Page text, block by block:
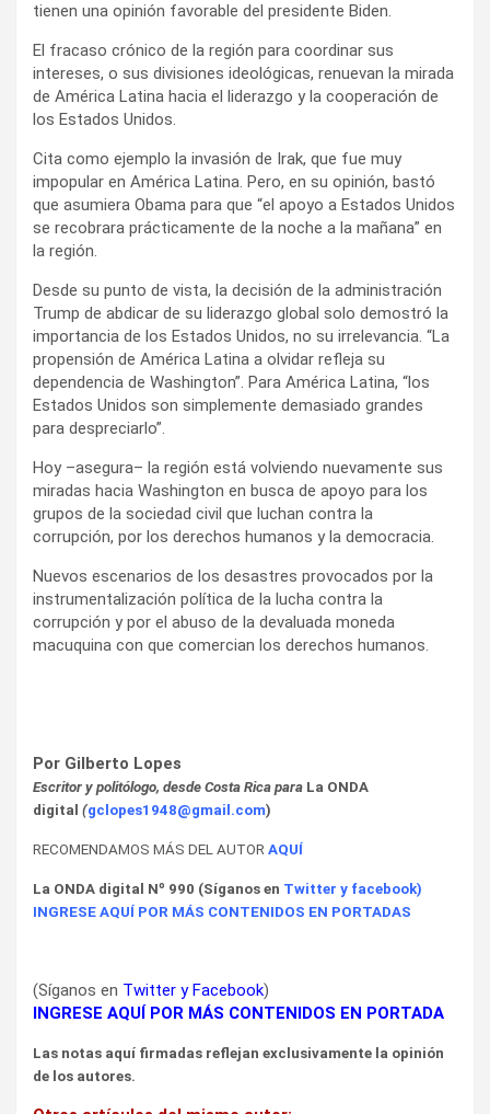
tienen una opinión favorable del presidente Biden.
El fracaso crónico de la región para coordinar sus
intereses, o sus divisiones ideológicas, renuevan la mirada
de América Latina hacia el liderazgo y la cooperación de
los Estados Unidos.
Cita como ejemplo la invasión de Irak, que fue muy
impopular en América Latina. Pero, en su opinión, bastó
que asumiera Obama para que “el apoyo a Estados Unidos
se recobrara prácticamente de la noche a la mañana” en
la región.
Desde su punto de vista, la decisión de la administración
Trump de abdicar de su liderazgo global solo demostró la
importancia de los Estados Unidos, no su irrelevancia. “La
propensión de América Latina a olvidar refleja su
dependencia de Washington”. Para América Latina, “los
Estados Unidos son simplemente demasiado grandes
para despreciarlo”.
Hoy –asegura– la región está volviendo nuevamente sus
miradas hacia Washington en busca de apoyo para los
grupos de la sociedad civil que luchan contra la
corrupción, por los derechos humanos y la democracia.
Nuevos escenarios de los desastres provocados por la
instrumentalización política de la lucha contra la
corrupción y por el abuso de la devaluada moneda
macuquina con que comercian los derechos humanos.
Por Gilberto Lopes
Escritor y politólogo, desde Costa Rica para La ONDA
digital (gclopes1948@gmail.com)
RECOMENDAMOS MÁS DEL AUTOR AQUÍ
La ONDA digital Nº 990 (Síganos en Twitter y facebook)
INGRESE AQUÍ POR MÁS CONTENIDOS EN PORTADAS
(Síganos en Twitter y Facebook)
INGRESE AQUÍ POR MÁS CONTENIDOS EN PORTADA
Las notas aquí firmadas reflejan exclusivamente la opinión
de los autores.